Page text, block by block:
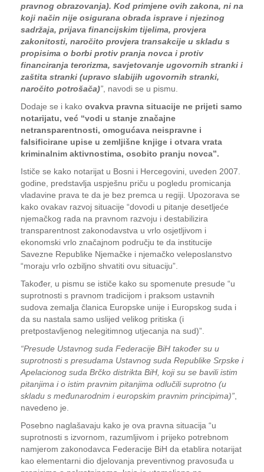
pravnog obrazovanja). Kod primjene ovih zakona, ni na
koji način nije osigurana obrada isprave i njezinog
sadržaja, prijava financijskim tijelima, provjera
zakonitosti, naročito provjera transakcije u skladu s
propisima o borbi protiv pranja novca i protiv
financiranja terorizma, savjetovanje ugovornih stranki i
zaštita stranki (upravo slabijih ugovornih stranki,
naročito potrošača)” , navodi se u pismu.
Dodaje se i kako ovakva pravna situacije ne prijeti samo
notarijatu, već “vodi u stanje značajne
netransparentnosti, omogućava neispravne i
falsificirane upise u zemljišne knjige i otvara vrata
kriminalnim aktivnostima, osobito pranju novca”.
Ističe se kako notarijat u Bosni i Hercegovini, uveden 2007.
godine, predstavlja uspješnu priču u pogledu promicanja
vladavine prava te da je bez premca u regiji. Upozorava se
kako ovakav razvoj situacije “dovodi u pitanje desetljeće
njemačkog rada na pravnom razvoju i destabilizira
transparentnost zakonodavstva u vrlo osjetljivom i
ekonomski vrlo značajnom području te da institucije
Savezne Republike Njemačke i njemačko veleposlanstvo
“moraju vrlo ozbiljno shvatiti ovu situaciju”.
Također, u pismu se ističe kako su spomenute presude “u
suprotnosti s pravnom tradicijom i praksom ustavnih
sudova zemalja članica Europske unije i Europskog suda i
da su nastala samo uslijed velikog pritiska (i
pretpostavljenog nelegitimnog utjecanja na sud)”.
“Presude Ustavnog suda Federacije BiH također su u
suprotnosti s presudama Ustavnog suda Republike Srpske i
Apelacionog suda Brčko distrikta BiH, koji su se bavili istim
pitanjima i o istim pravnim pitanjima odlučili suprotno (u
skladu s međunarodnim i europskim pravnim principima)”
navedeno je.
Posebno naglašavaju kako je ova pravna situacija “u
suprotnosti s izvornom, razumljivom i prijeko potrebnom
namjerom zakonodavca Federacije BiH da etablira notarijat
kao elementarni dio djelovanja preventivnog pravosuđa u